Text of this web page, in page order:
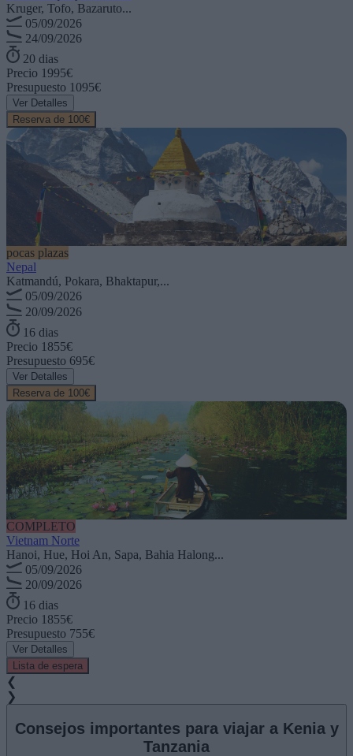
Kruger, Tofo, Bazaruto...
05/09/2026
24/09/2026
20 dias
Precio 1995€
Presupuesto 1095€
Ver Detalles
Reserva de 100€
pocas plazas
Nepal
Katmandú, Pokara, Bhaktapur,...
05/09/2026
20/09/2026
16 dias
Precio 1855€
Presupuesto 695€
Ver Detalles
Reserva de 100€
COMPLETO
Vietnam Norte
Hanoi, Hue, Hoi An, Sapa, Bahia Halong...
05/09/2026
20/09/2026
16 dias
Precio 1855€
Presupuesto 755€
Ver Detalles
Lista de espera
❮
❯
Consejos importantes para viajar aKenia y
Tanzania